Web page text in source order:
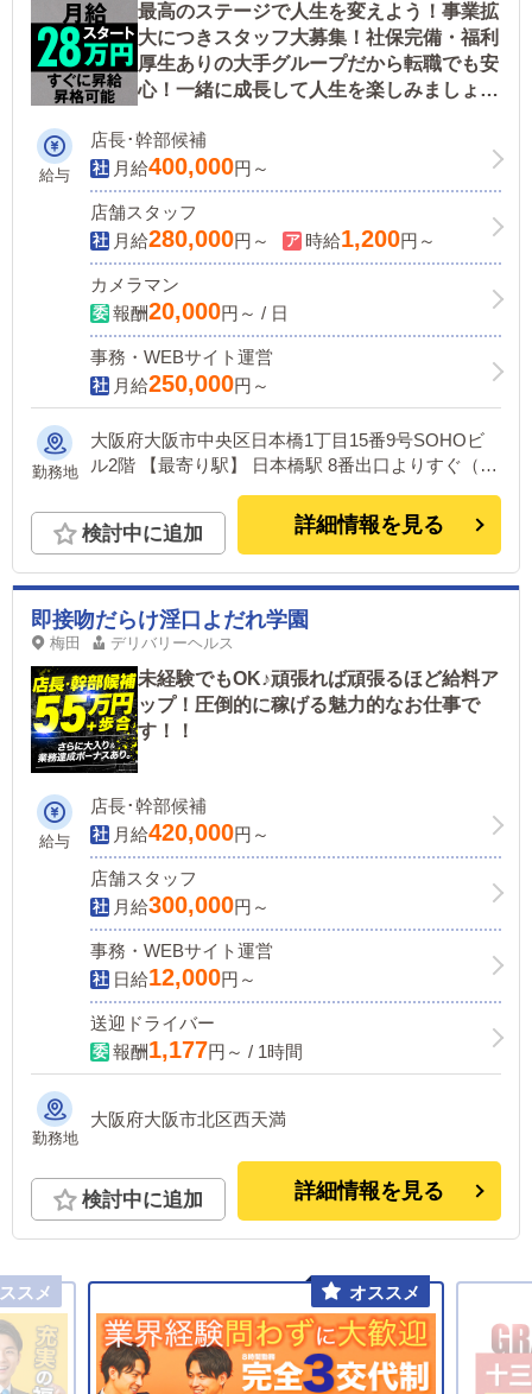
最高のステージで人生を変えよう！事業拡
大につきスタッフ大募集！社保完備・福利
厚生ありの大手グループだから転職でも安
心！一緒に成長して人生を楽しみましょ
給与
店長･幹部候補
月給400,000円～
店舗スタッフ
月給280,000円～ 時給1,200円～
カメラマン
報酬20,000円～ / 日
事務・WEBサイト運営
月給250,000円～
勤務地
大阪府大阪市中央区日本橋1丁目15番9号SOHOビ
ル2階 【最寄り駅】 日本橋駅 8番出口よりすぐ（送
検討中に追加 詳細情報を見る
即接吻だらけ淫口よだれ学園
梅田 デリバリーヘルス
未経験でもOK♪頑張れば頑張るほど給料ア
ップ！圧倒的に稼げる魅力的なお仕事で
す！！
給与
店長･幹部候補
月給420,000円～
店舗スタッフ
月給300,000円～
事務・WEBサイト運営
日給12,000円～
送迎ドライバー
報酬1,177円～ / 1時間
勤務地
大阪府大阪市北区西天満
検討中に追加 詳細情報を見る